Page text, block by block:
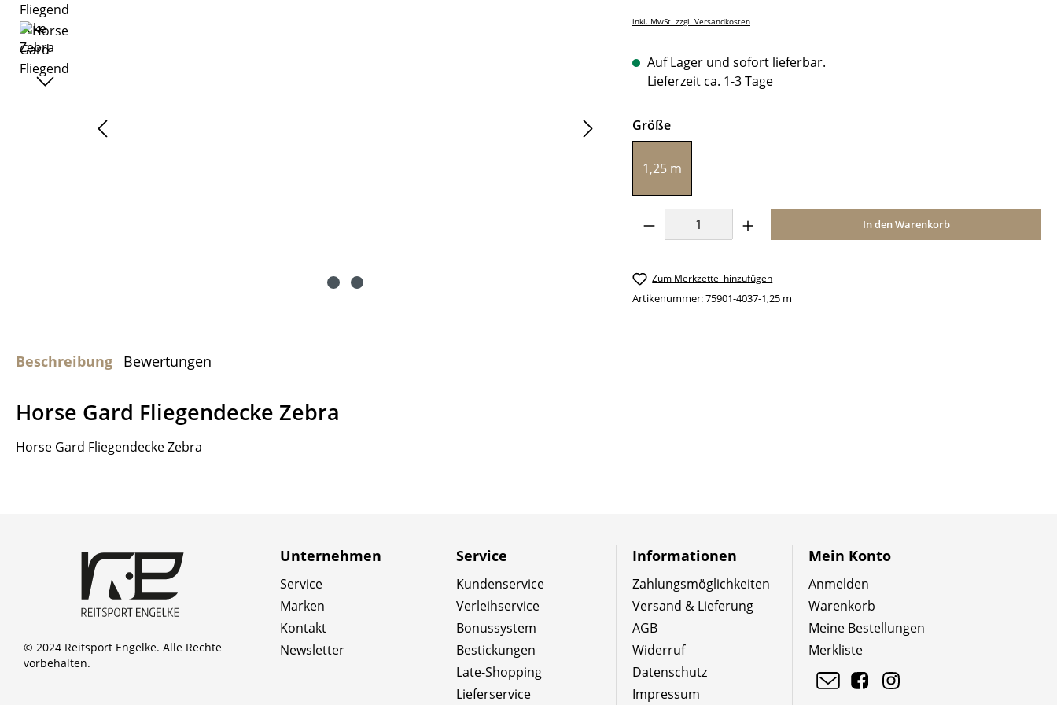
inkl. MwSt. zzgl. Versandkosten
Auf Lager und sofort lieferbar.
Lieferzeit ca. 1-3 Tage
Größeauswählen
1,25 m
Produkt Anzahl: Gib den gewünschten Wert
In den Warenkorb
Zum Merkzettel hinzufügen
Artikenummer:75901-4037-1,25 m
Beschreibung Bewertungen
Horse Gard Fliegendecke Zebra
Horse Gard Fliegendecke Zebra
© 2024 Reitsport Engelke. Alle Rechte
vorbehalten.
Unternehmen
Service
Marken
Kontakt
Newsletter
Service
Kundenservice
Verleihservice
Bonussystem
Bestickungen
Late-Shopping
Lieferservice
Informationen
Zahlungsmöglichkeiten
Versand & Lieferung
AGB
Widerruf
Datenschutz
Impressum
Mein Konto
Anmelden
Warenkorb
Meine Bestellungen
Merkliste